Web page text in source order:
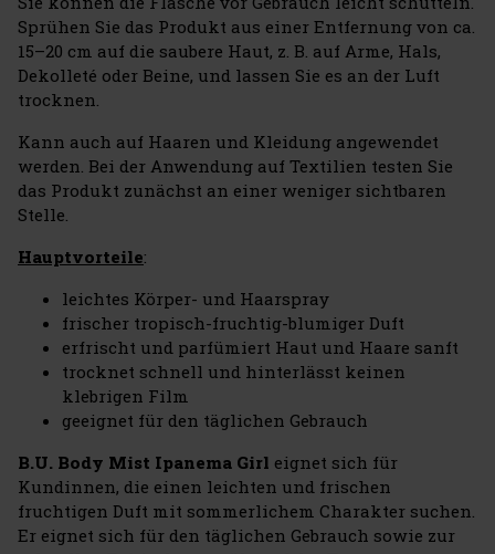
Sprühen Sie das Produkt aus einer Entfernung von ca.
15–20 cm auf die saubere Haut, z. B. auf Arme, Hals,
Dekolleté oder Beine, und lassen Sie es an der Luft
trocknen.
Kann auch auf Haaren und Kleidung angewendet
werden. Bei der Anwendung auf Textilien testen Sie
das Produkt zunächst an einer weniger sichtbaren
Stelle.
Hauptvorteile:
leichtes Körper- und Haarspray
frischer tropisch-fruchtig-blumiger Duft
erfrischt und parfümiert Haut und Haare sanft
trocknet schnell und hinterlässt keinen
klebrigen Film
geeignet für den täglichen Gebrauch
B.U. Body Mist Ipanema Girl eignet sich für
Kundinnen, die einen leichten und frischen
fruchtigen Duft mit sommerlichem Charakter suchen.
Er eignet sich für den täglichen Gebrauch sowie zur